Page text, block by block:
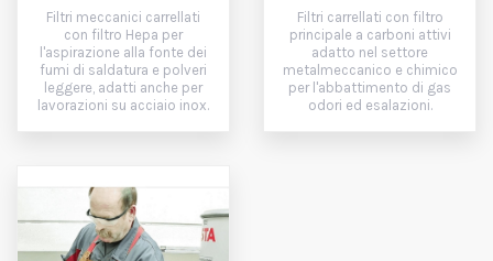
Filtri meccanici carrellati
con filtro Hepa per
l'aspirazione alla fonte dei
fumi di saldatura e polveri
leggere, adatti anche per
lavorazioni su acciaio inox.
Filtri carrellati con filtro
principale a carboni attivi
adatto nel settore
metalmeccanico e chimico
per l'abbattimento di gas
odori ed esalazioni.